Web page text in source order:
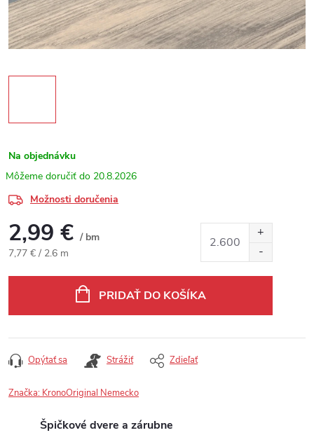
Na objednávku
20.8.2026
Možnosti doručenia
2,99 € / bm
Jednotková cena:
7,77 € / 2.6 m
PRIDAŤ DO KOŠÍKA
Opýtať sa Strážiť Zdieľať
Značka: KronoOriginal Nemecko
Špičkové dvere a zárubne